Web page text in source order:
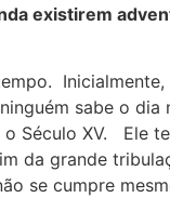
existirem
sabe o dia
Século XV. Ele
da grande
se cumpre